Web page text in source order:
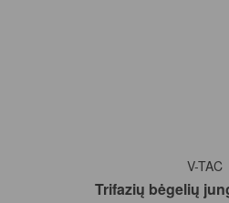
V-TAC
Trifazių bėgelių